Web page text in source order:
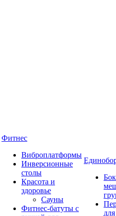
Фитнес
Виброплатформы
Инверсионные
столы
Красота и
здоровье
Сауны
Фитнес-батуты с
для